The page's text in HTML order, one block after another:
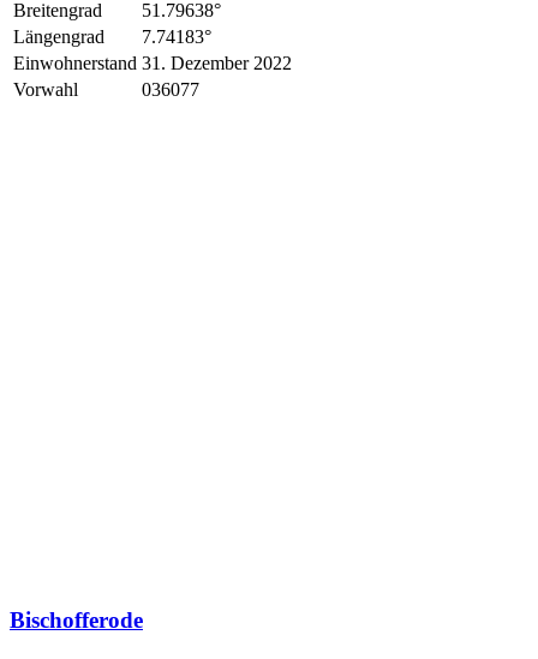
Breitengrad
51.79638°
Längengrad
7.74183°
Einwohnerstand 31. Dezember 2022
Vorwahl
036077
Bischofferode